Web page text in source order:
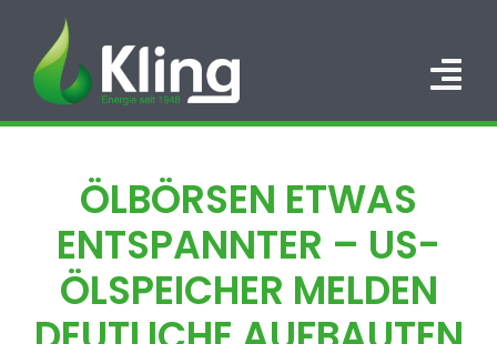
springen
PORTFOLIO
ÜBER UNS
KARRIERE
ÖLBÖRSEN ETWAS
ENTSPANNTER – US-
ÖLSPEICHER MELDEN